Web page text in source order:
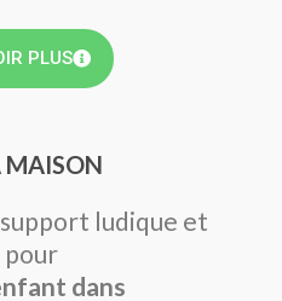
PLUS
MAISON
ludique et
pour
dans